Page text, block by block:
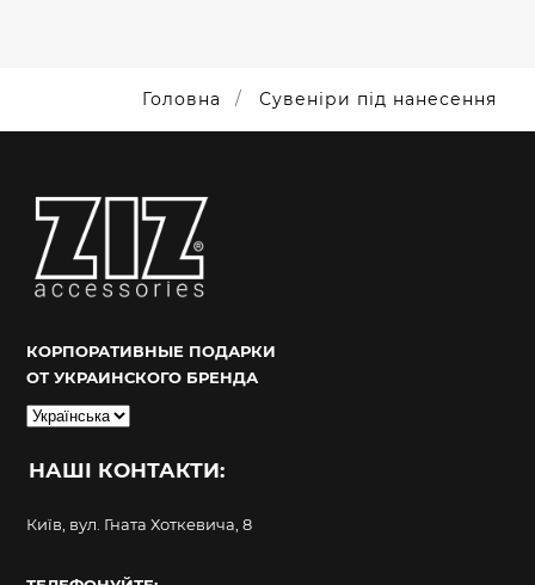
Головна Сувеніри під нанесення
КОРПОРАТИВНЫЕ ПОДАРКИ
ОТ УКРАИНСКОГО БРЕНДА
Вибрати
НАШІ КОНТАКТИ:
Київ, вул. Гната Хоткевича, 8